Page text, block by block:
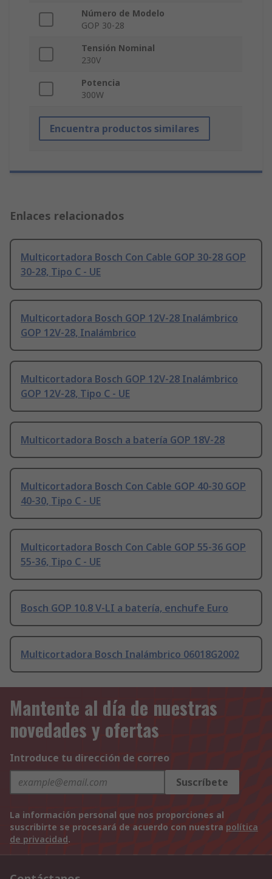
Número de Modelo
GOP 30-28
Tensión Nominal
230V
Potencia
300W
Encuentra productos similares
Enlaces relacionados
Multicortadora Bosch Con Cable GOP 30-28 GOP
30-28, Tipo C - UE
Multicortadora Bosch GOP 12V-28 Inalámbrico
GOP 12V-28, Inalámbrico
Multicortadora Bosch GOP 12V-28 Inalámbrico
GOP 12V-28, Tipo C - UE
Multicortadora Bosch a batería GOP 18V-28
Multicortadora Bosch Con Cable GOP 40-30 GOP
40-30, Tipo C - UE
Multicortadora Bosch Con Cable GOP 55-36 GOP
55-36, Tipo C - UE
Bosch GOP 10.8 V-LI a batería, enchufe Euro
Multicortadora Bosch Inalámbrico 06018G2002
Mantente al día de nuestras
novedades y ofertas
Introduce tu dirección de correo
Suscríbete
La información personal que nos proporciones al
suscribirte se procesará de acuerdo con nuestra política
de privacidad.